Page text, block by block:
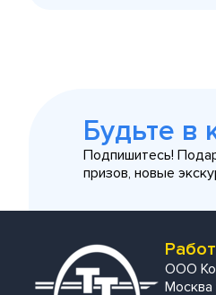
Будьте в
Подпишитесь!
призов, новые
ООО
Москва